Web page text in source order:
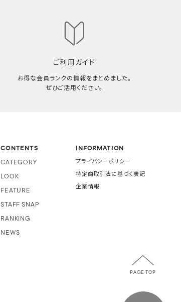
ご利用ガイド
お得な会員ランクの情報をまとめました。
ぜひご活用ください。
CONTENTS
CATEGORY
LOOK
FEATURE
STAFF SNAP
RANKING
NEWS
INFORMATION
プライバシーポリシー
特定商取引法に基づく表記
企業情報
PAGE TOP